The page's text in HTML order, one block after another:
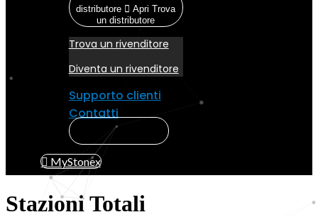
distributore
Apri Trova
un distributore
Trova un rivenditore
Diventa un rivenditore
Supporto clienti
Contatti
MyStonex
MyStonex
Stazioni Totali